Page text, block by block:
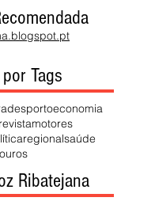
Tags
desportoeconomia
motores
regionalsaúde
Ribatejana